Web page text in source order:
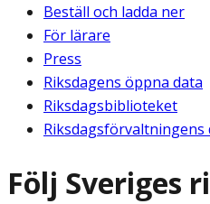
Beställ och ladda ner
För lärare
Press
Riksdagens öppna data
Riksdagsbiblioteket
Riksdagsförvaltningens
Följ Sveriges